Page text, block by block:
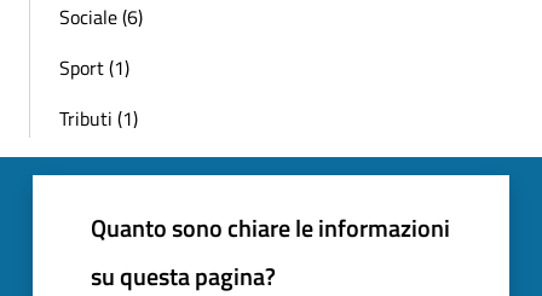
Sociale (6)
Sport (1)
Tributi (1)
Quanto sono chiare le informazioni
su questa pagina?